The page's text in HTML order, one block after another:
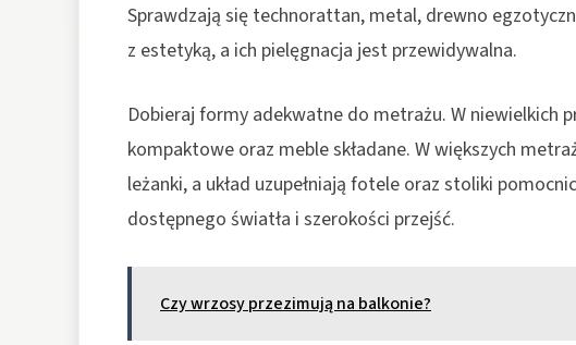
Sprawdzają się technorattan, metal, drewno
z estetyką, a ich pielęgnacja jest przewidywalna.
Dobieraj formy adekwatne do metrażu. W niewielkich
kompaktowe oraz meble składane. W większych
leżanki, a układ uzupełniają fotele oraz stoliki
dostępnego światła i szerokości przejść.
Czy wrzosy przezimują na balkonie?